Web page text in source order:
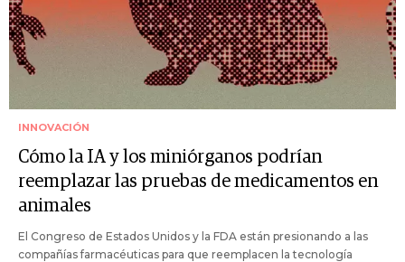
INNOVACIÓN
Cómo la IA y los miniórganos podrían
reemplazar las pruebas de medicamentos en
animales
El Congreso de Estados Unidos y la FDA están presionando a las
compañías farmacéuticas para que reemplacen la tecnología